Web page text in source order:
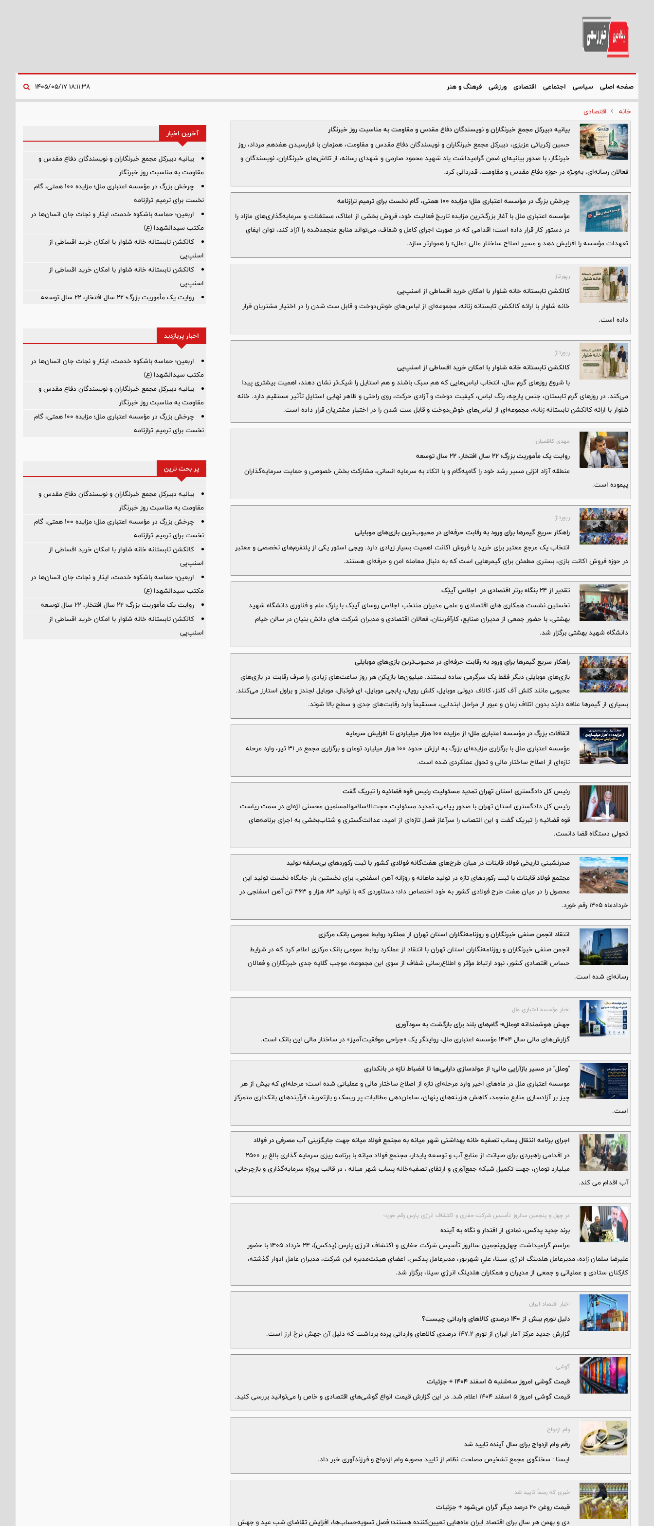
صفحه اصلی سیاسی اجتماعی اقتصادی ورزشی فرهنگ و هنر
خانه
اقتصادی
بیانیه دبیرکل مجمع خبرنگاران و نویسندگان دفاع مقدس و مقاومت به مناسبت روز خبرنگار
حسین زکریائی عزیزی، دبیرکل مجمع خبرنگاران و نویسندگان دفاع مقدس و مقاومت، همزمان با فرارسیدن هفدهم مرداد، روز
خبرنگار، با صدور بیانیه‌ای ضمن گرامیداشت یاد شهید محمود صارمی و شهدای رسانه، از تلاش‌های خبرنگاران، نویسندگان و
فعالان رسانه‌ای، به‌ویژه در حوزه دفاع مقدس و مقاومت، قدردانی کرد.
چرخش بزرگ در مؤسسه اعتباری ملل؛ مزایده ۱۰۰ همتی، گام نخست برای ترمیم ترازنامه
مؤسسه اعتباری ملل با آغاز بزرگ‌ترین مزایده تاریخ فعالیت خود، فروش بخشی از املاک، مستغلات و سرمایه‌گذاری‌های مازاد را
در دستور کار قرار داده است؛ اقدامی که در صورت اجرای کامل و شفاف، می‌تواند منابع منجمدشده را آزاد کند، توان ایفای
تعهدات مؤسسه را افزایش دهد و مسیر اصلاح ساختار مالی «ملل» را هموارتر سازد.
رپورتاژ
کالکشن تابستانه خانه شلوار با امکان خرید اقساطی از اسنپ‌پی
خانه شلوار با ارائه کالکشن تابستانه زنانه، مجموعه‌ای از لباس‌های خوش‌دوخت و قابل ست شدن را در اختیار مشتریان قرار
داده است.
رپورتاژ
کالکشن تابستانه خانه شلوار با امکان خرید اقساطی از اسنپ‌پی
با شروع روزهای گرم سال، انتخاب لباس‌هایی که هم سبک باشند و هم استایل را شیک‌تر نشان دهند، اهمیت بیشتری پیدا
می‌کند. در روزهای گرم تابستان، جنس پارچه، رنگ لباس، کیفیت دوخت و آزادی حرکت، روی راحتی و ظاهر نهایی استایل تأثیر مستقیم دارد. خانه
شلوار با ارائه کالکشن تابستانه زنانه، مجموعه‌ای از لباس‌های خوش‌دوخت و قابل ست شدن را در اختیار مشتریان قرار داده است.
مهدی کاظمیان:
روایت یک مأموریت بزرگ؛ ۲۲ سال افتخار، ۲۲ سال توسعه
منطقه آزاد انزلی مسیر رشد خود را گام‌به‌گام و با اتکاء به سرمایه انسانی، مشارکت بخش خصوصی و حمایت سرمایه‌گذاران
پیموده است.
رپورتاژ
راهکار سریع گیمرها برای ورود به رقابت حرفه‌ای در محبوب‌ترین بازی‌های موبایلی
انتخاب یک مرجع معتبر برای خرید یا فروش اکانت اهمیت بسیار زیادی دارد. ویجی استور یکی از پلتفرم‌های تخصصی و معتبر
در حوزه فروش اکانت بازی، بستری مطمئن برای گیمرهایی است که به دنبال معامله امن و حرفه‌ای هستند.
تقدیر از ۲۴ بنگاه برتر اقتصادی در اجلاس آیتِک
نخستین نشست همکاری های اقتصادی و علمی مدیران منتخب اجلاس روسای آیتِک با پارک علم و فناوری دانشگاه شهید
بهشتی، با حضور جمعی از مدیران صنایع، کارآفرینان، فعالان اقتصادی و مدیران شرکت های دانش بنیان در سالن خیام
دانشگاه شهید بهشتی برگزار شد.
راهکار سریع گیمرها برای ورود به رقابت حرفه‌ای در محبوب‌ترین بازی‌های موبایلی
بازی‌های موبایلی دیگر فقط یک سرگرمی ساده نیستند. میلیون‌ها بازیکن هر روز ساعت‌های زیادی را صرف رقابت در بازی‌های
محبوبی مانند کلش آف کلنز، کالاف دیوتی موبایل، کلش رویال، پابجی موبایل، ای فوتبال، موبایل لجندز و براول استارز می‌کنند.
بسیاری از گیمرها علاقه دارند بدون اتلاف زمان و عبور از مراحل ابتدایی، مستقیماً وارد رقابت‌های جدی و سطح بالا شوند.
اتفاقات بزرگ در مؤسسه اعتباری ملل؛ از مزایده ۱۰۰ هزار میلیاردی تا افزایش سرمایه
مؤسسه اعتباری ملل با برگزاری مزایده‌ای بزرگ به ارزش حدود ۱۰۰ هزار میلیارد تومان و برگزاری مجمع در ۳۱ تیر، وارد مرحله
تازه‌ای از اصلاح ساختار مالی و تحول عملکردی شده است.
رئیس کل دادگستری استان تهران تمدید مسئولیت رئیس قوه قضائیه را تبریک گفت
رئیس کل دادگستری استان تهران با صدور پیامی، تمدید مسئولیت حجت‌الاسلام‌والمسلمین محسنی اژه‌ای در سمت ریاست
قوه قضائیه را تبریک گفت و این انتصاب را سرآغاز فصل تازه‌ای از امید، عدالت‌گستری و شتاب‌بخشی به اجرای برنامه‌های
تحولی دستگاه قضا دانست.
صدرنشینی تاریخی فولاد قاینات در میان طرح‌های هفت‌گانه فولادی کشور با ثبت رکوردهای بی‌سابقه تولید‌
مجتمع فولاد قاینات با ثبت رکوردهای تازه در تولید ماهانه و روزانه آهن اسفنجی، برای نخستین بار جایگاه نخست تولید این
محصول را در میان هفت طرح فولادی کشور به خود اختصاص داد؛ دستاوردی که با تولید ۸۳ هزار و ۳۶۳ تن آهن اسفنجی در
خردادماه ۱۴۰۵ رقم خورد.
انتقاد انجمن صنفی خبرنگاران و روزنامه‌نگاران استان تهران از عملکرد روابط عمومی بانک مرکزی
انجمن صنفی خبرنگاران و روزنامه‌نگاران استان تهران با انتقاد از عملکرد روابط عمومی بانک مرکزی اعلام کرد که در شرایط
حساس اقتصادی کشور، نبود ارتباط مؤثر و اطلاع‌رسانی شفاف از سوی این مجموعه، موجب گلایه جدی خبرنگاران و فعالان
رسانه‌ای شده است.
اخبار مؤسسه اعتباری ملل
جهش هوشمندانه «وملل»؛ گام‌های بلند برای بازگشت به سودآوری
گزارش‌های مالی سال ۱۴۰۴ مؤسسه اعتباری ملل، روایتگر یک «جراحی موفقیت‌آمیز» در ساختار مالی این بانک است.
"وملل" در مسیر بازآرایی مالی؛ از مولدسازی دارایی‌ها تا انضباط تازه در بانکداری
موسسه اعتباری ملل در ماه‌های اخیر وارد مرحله‌ای تازه از اصلاح ساختار مالی و عملیاتی شده است؛ مرحله‌ای که بیش از هر
چیز بر آزادسازی منابع منجمد، کاهش هزینه‌های پنهان، سامان‌دهی مطالبات پر ریسک و بازتعریف فرآیندهای بانکداری متمرکز
است.
اجرای برنامه انتقال پساب تصفیه خانه بهداشتی شهر میانه به مجتمع فولاد میانه جهت جایگزینی آب مصرفی در فولاد
در اقدامی راهبردی برای صیانت از منابع آب و توسعه پایدار، مجتمع فولاد میانه با برنامه ریزی سرمایه گذاری بالغ بر ۲۵۰۰
میلیارد تومان، جهت تکمیل شبکه جمع‌آوری و ارتقای تصفیه‌خانه پساب شهر میانه ، در قالب پروژه سرمایه‌گذاری و بازچرخانی
آب اقدام می کند.
در چهل و پنجمین سالروز تأسیس شرکت حفاری و اکتشاف انرژی پارس رقم خورد؛
برند جدید پدکس، نمادی از اقتدار و نگاه به آینده
مراسم گرامیداشت چهل‌وپنجمین سالروز تأسیس شرکت حفاری و اکتشاف انرژی پارس (پدکس)، ۲۴ خرداد ۱۴۰۵ با حضور
عليرضا سلمان زاده، مدیرعامل هلدینگ انرژی سینا، علي شهريور، مدیرعامل پدکس، اعضای هیئت‌مدیره این شرکت، مدیران عامل ادوار گذشته،
کارکنان ستادی و عملیاتی و جمعی از مدیران و همکاران هلدینگ انرژي سينا، برگزار شد.
اخبار اقتصاد ایران
دلیل تورم بیش از 140 درصدی کالاهای وارداتی چیست؟
گزارش جدید مرکز آمار ایران از تورم 147.2 درصدی کالاهای وارداتی پرده برداشت که دلیل آن جهش نرخ ارز است.
گوشی
قیمت گوشی امروز ‌سه‌شنبه 5 اسفند ۱۴۰۴ + جزئیات
قیمت گوشی امروز 5 اسفند 1404 اعلام شد. در این گزارش قیمت انواع گوشی‌های اقتصادی و خاص را می‌توانید بررسی کنید.
وام ازدواج
رقم وام ازدواج برای سال آینده تایید شد
ايسنا : سخنگوی مجمع تشخیص مصلحت نظام از تایید مصوبه وام ازدواج و فرزندآوری خبر داد.
خبری که رسماً تایید شد
قیمت روغن ۲۰ درصد دیگر گران می‌شود + جزئیات
دی و بهمن هر سال برای اقتصاد ایران ماه‌هایی تعیین‌کننده هستند؛ فصل تسویه‌حساب‌ها، افزایش تقاضای شب عید و جهش
آخرین اخبار
بیانیه دبیرکل مجمع خبرنگاران و نویسندگان دفاع مقدس و
مقاومت به مناسبت روز خبرنگار
چرخش بزرگ در مؤسسه اعتباری ملل؛ مزایده ۱۰۰ همتی، گام
نخست برای ترمیم ترازنامه
اربعین؛ حماسه باشکوه خدمت، ایثار و نجات جان انسان‌ها در
مکتب سیدالشهدا (ع)
کالکشن تابستانه خانه شلوار با امکان خرید اقساطی از
اسنپ‌پی
کالکشن تابستانه خانه شلوار با امکان خرید اقساطی از
اسنپ‌پی
روایت یک مأموریت بزرگ؛ ۲۲ سال افتخار، ۲۲ سال توسعه
اخبار پربازدید
اربعین؛ حماسه باشکوه خدمت، ایثار و نجات جان انسان‌ها در
مکتب سیدالشهدا (ع)
بیانیه دبیرکل مجمع خبرنگاران و نویسندگان دفاع مقدس و
مقاومت به مناسبت روز خبرنگار
چرخش بزرگ در مؤسسه اعتباری ملل؛ مزایده ۱۰۰ همتی، گام
نخست برای ترمیم ترازنامه
پر بحث ترین
بیانیه دبیرکل مجمع خبرنگاران و نویسندگان دفاع مقدس و
مقاومت به مناسبت روز خبرنگار
چرخش بزرگ در مؤسسه اعتباری ملل؛ مزایده ۱۰۰ همتی، گام
نخست برای ترمیم ترازنامه
کالکشن تابستانه خانه شلوار با امکان خرید اقساطی از
اسنپ‌پی
اربعین؛ حماسه باشکوه خدمت، ایثار و نجات جان انسان‌ها در
مکتب سیدالشهدا (ع)
روایت یک مأموریت بزرگ؛ ۲۲ سال افتخار، ۲۲ سال توسعه
کالکشن تابستانه خانه شلوار با امکان خرید اقساطی از
اسنپ‌پی